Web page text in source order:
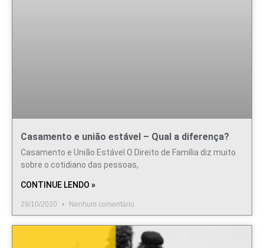
Casamento e união estável – Qual a diferença?
Casamento e União Estável O Direito de Família diz muito
sobre o cotidiano das pessoas,
CONTINUE LENDO »
29/10/2020 Nenhum comentário